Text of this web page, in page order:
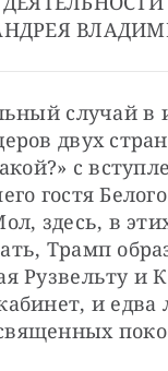
случай
двух
с
гостя
здесь, в
Трамп
Рузвельту и
и